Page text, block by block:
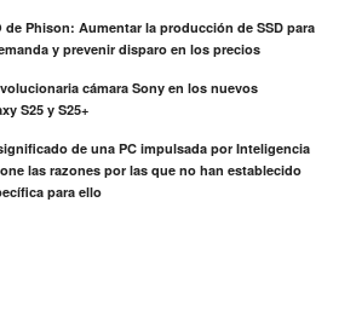
de Phison: Aumentar la producción de SSD para
y prevenir disparo en los precios
cámara Sony en los nuevos
S25 y S25+
de una PC impulsada por Inteligencia
las razones por las que no han establecido
para ello